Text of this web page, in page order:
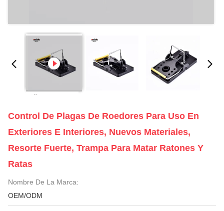
Control De Plagas De Roedores Para Uso En
Exteriores E Interiores, Nuevos Materiales,
Resorte Fuerte, Trampa Para Matar Ratones Y
Ratas
Nombre De La Marca:
OEM/ODM